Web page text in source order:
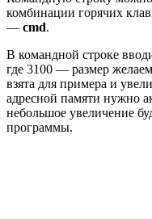
комбинации горячих
— cmd.
В командной строке
где 3100 — размер
взята для примера и
адресной памяти нужно
небольшое увеличение
программы.